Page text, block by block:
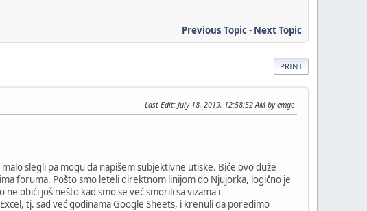
Previous Topic- Next Topic
PRINT
Last Edit: July 18, 2019, 12:58:52 AM by emge
slegli pa mogu da napišem subjektivne utiske. Biće ovo duže
foruma. Pošto smo leteli direktnom linijom do Njujorka, logično je
obići još nešto kad smo se već smorili sa vizama i
tj. sad već godinama Google Sheets, i krenuli da poredimo